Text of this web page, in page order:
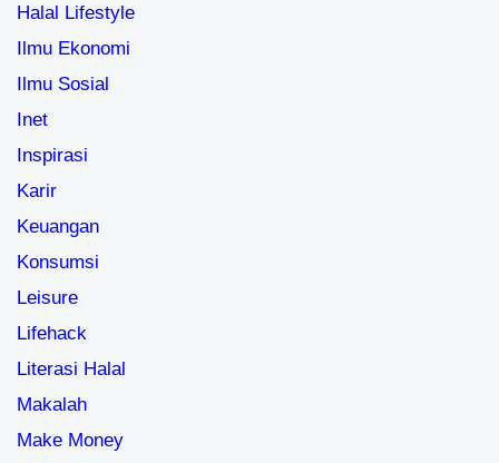
Halal Lifestyle
Ilmu Ekonomi
Ilmu Sosial
Inet
Inspirasi
Karir
Keuangan
Konsumsi
Leisure
Lifehack
Literasi Halal
Makalah
Make Money